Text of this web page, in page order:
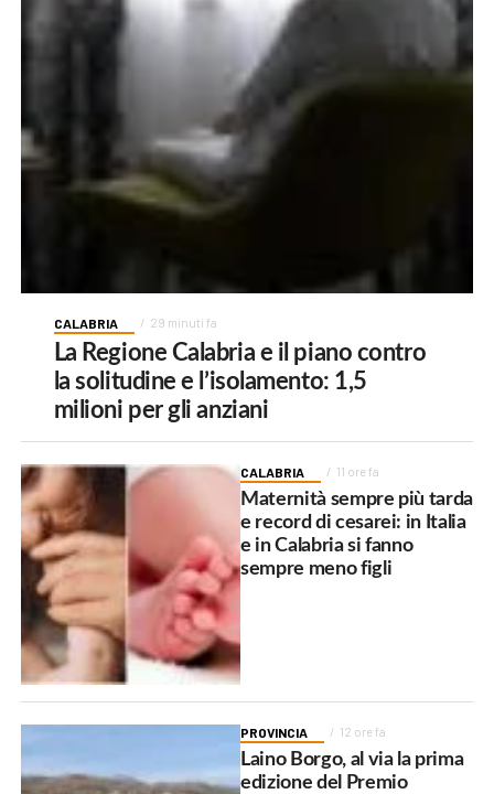
CALABRIA 29 minuti fa
La Regione Calabria e il piano contro
la solitudine e l’isolamento: 1,5
milioni per gli anziani
CALABRIA 11 ore fa
Maternità sempre più tarda
e record di cesarei: in Italia
e in Calabria si fanno
sempre meno figli
PROVINCIA 12 ore fa
Laino Borgo, al via la prima
edizione del Premio